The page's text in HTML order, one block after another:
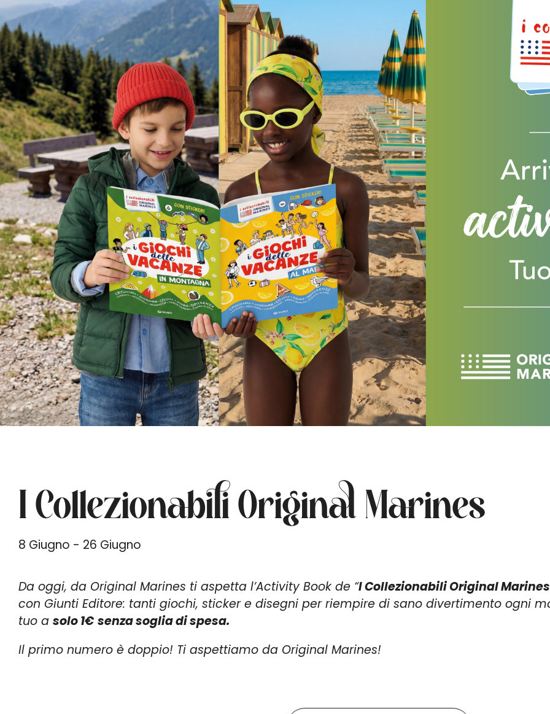
I Collezionabili Original Marines
8 Giugno - 26 Giugno
Da oggi, da Original Marines ti aspetta l’Activity Book de “I Collezionabili Original
con Giunti Editore: tanti giochi, sticker e disegni per riempire di sano divertimento ogni
tuo a solo 1€ senza soglia di spesa.
Il primo numero è doppio! Ti aspettiamo da Original Marines!